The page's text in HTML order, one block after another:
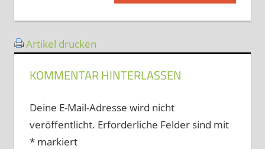
Beitrag:
Artikel drucken
KOMMENTAR HINTERLASSEN
Deine E-Mail-Adresse wird nicht
veröffentlicht. Erforderliche Felder sind mit
*markiert